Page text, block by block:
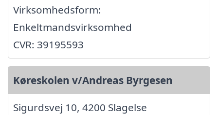
Virksomhedsform:
Enkeltmandsvirksomhed
CVR: 39195593
Køreskolen v/Andreas Byrgesen
Sigurdsvej 10, 4200 Slagelse